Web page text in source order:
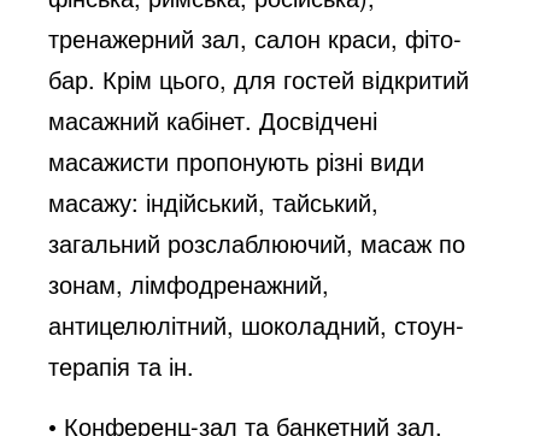
тренажерний зал, салон краси, фіто-
бар. Крім цього, для гостей відкритий
масажний кабінет. Досвідчені
масажисти пропонують різні види
масажу: індійський, тайський,
загальний розслаблюючий, масаж по
зонам, лімфодренажний,
антицелюлітний, шоколадний, стоун-
терапія та ін.
• Конференц-зал та банкетний зал.